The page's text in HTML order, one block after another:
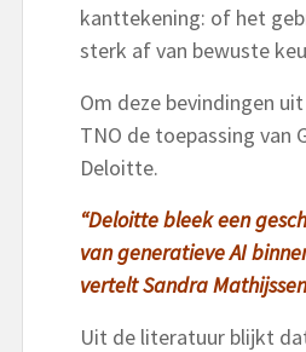
kanttekening: of het
sterk af van bewuste
Om deze bevindingen
TNO de toepassing van
Deloitte.
“Deloitte bleek een
van generatieve AI
vertelt Sandra
Uit de literatuur blijkt